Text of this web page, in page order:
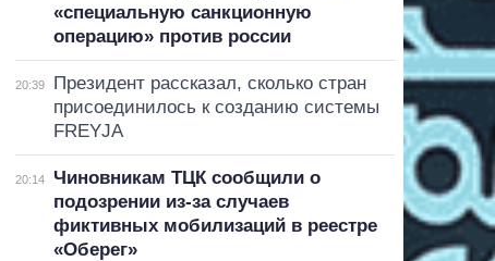
«специальную санкционную
операцию» против россии
20:39
Президент рассказал, сколько стран
присоединилось к созданию системы
FREYJA
20:14
Чиновникам ТЦК сообщили о
подозрении из-за случаев
фиктивных мобилизаций в реестре
«Оберег»